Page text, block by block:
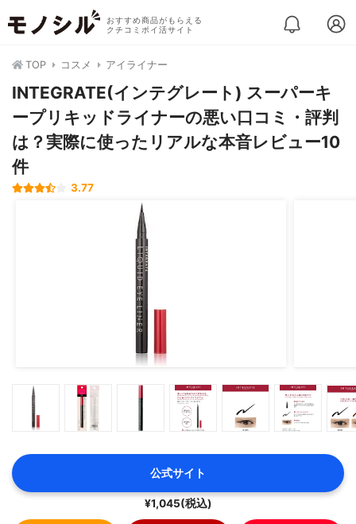
おすすめ商品がもらえる
クチコミポイ活サイト
TOP コスメ アイライナー
INTEGRATE(インテグレート) スーパーキ
ープリキッドライナーの悪い口コミ・評判
は？実際に使ったリアルな本音レビュー10
件
3.77
公式サイト
¥1,045(税込)